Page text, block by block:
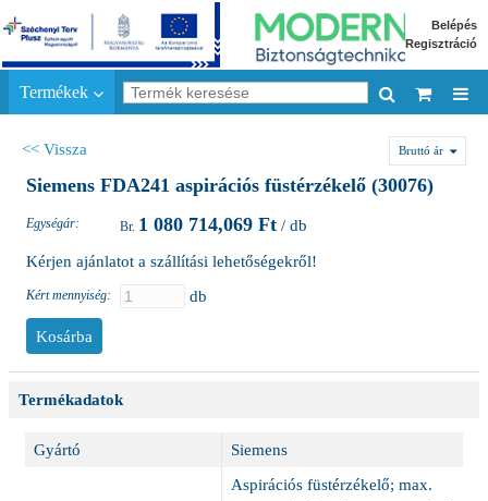
Belépés
Regisztráció
Termékek
<< Vissza Bruttó ár
Siemens FDA241 aspirációs füstérzékelő (30076)
Egységár: 1 080 714,069 Ft / db
Kérjen ajánlatot a szállítási lehetőségekről!
Kért mennyiség: db
Termékadatok
Gyártó Siemens
Aspirációs füstérzékelő; max.